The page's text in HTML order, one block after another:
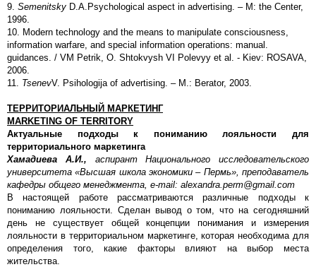
9. Semenitsky D.A.Psychological aspect in advertising. – М: the Center,
1996.
10. Modern technology and the means to manipulate consciousness,
information warfare, and special information operations: manual.
guidances. / VM Petrik, O. Shtokvysh VI Polevyy et al. - Kiev: ROSAVA,
2006.
11. TsenevV. Psihologija of advertising. – М.: Berator, 2003.
ТЕРРИТОРИАЛЬНЫЙ МАРКЕТИНГ
MARKETING OF TERRITORY
Актуальные подходы к пониманию лояльности для
территориального маркетинга
Хамадиева А.И., аспирант Национального исследовательского
университета «Высшая школа экономики – Пермь», преподаватель
кафедры общего менеджмента, e-mail: alexandra.perm@gmail.com
В настоящей работе рассматриваются различные подходы к
пониманию лояльности. Сделан вывод о том, что на сегодняшний
день не существует общей концепции понимания и измерения
лояльности в территориальном маркетинге, которая необходима для
определения того, какие факторы влияют на выбор места
жительства.